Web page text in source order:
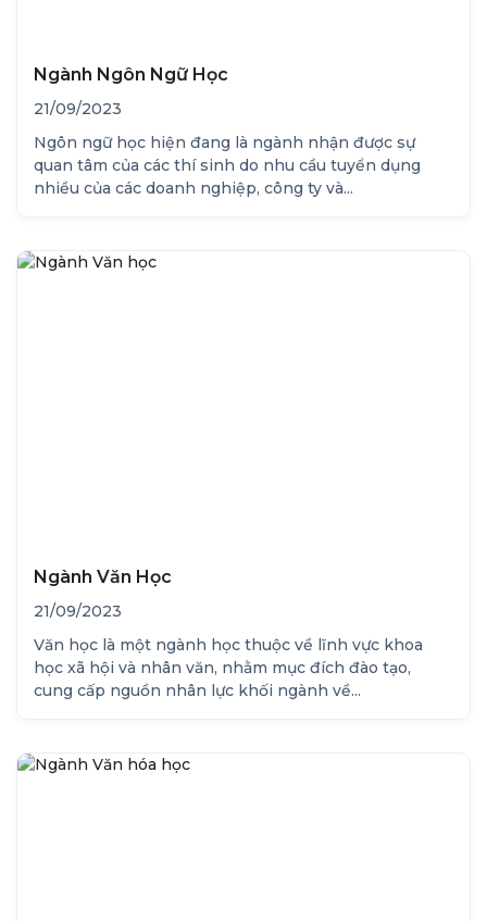
Ngành Ngôn Ngữ Học
21/09/2023
Ngôn ngữ học hiện đang là ngành nhận được sự
quan tâm của các thí sinh do nhu cầu tuyển dụng
nhiều của các doanh nghiệp, công ty và...
Ngành Văn Học
21/09/2023
Văn học là một ngành học thuộc về lĩnh vực khoa
học xã hội và nhân văn, nhằm mục đích đào tạo,
cung cấp nguồn nhân lực khối ngành về...